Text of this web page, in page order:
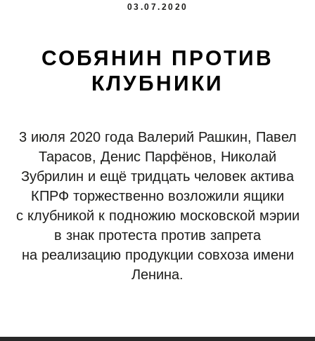
03.07.2020
СОБЯНИН ПРОТИВ
КЛУБНИКИ
3 июля 2020 года Валерий Рашкин, Павел
Тарасов, Денис Парфёнов, Николай
Зубрилин и ещё тридцать человек актива
КПРФ торжественно возложили ящики
с клубникой к подножию московской мэрии
в знак протеста против запрета
на реализацию продукции совхоза имени
Ленина.